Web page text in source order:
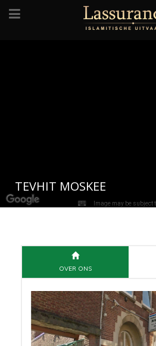
Image may be subject
TEVHIT MOSKEE
OVER ONS